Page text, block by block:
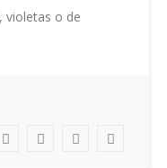
violetas o de